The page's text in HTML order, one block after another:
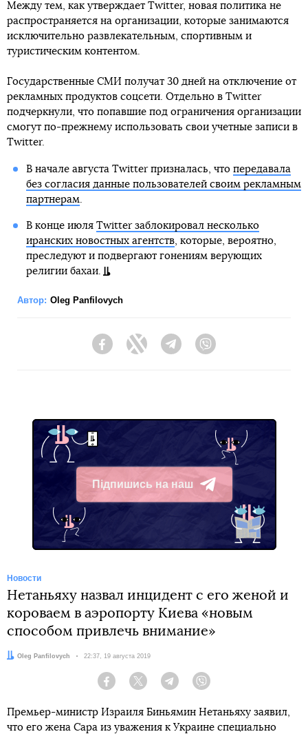
Между тем, как утверждает Twitter, новая политика не
распространяется на организации, которые занимаются
исключительно развлекательным, спортивным и
туристическим контентом.
Государственные СМИ получат 30 дней на отключение от
рекламных продуктов соцсети. Отдельно в Twitter
подчеркнули, что попавшие под ограничения организации
смогут по-прежнему использовать свои учетные записи в
Twitter.
В начале августа Twitter призналась, что передавала
без согласия данные пользователей своим рекламным
партнерам.
В конце июля Twitter заблокировал несколько
иранских новостных агентств, которые, вероятно,
преследуют и подвергают гонениям верующих
религии бахаи.
Автор: Oleg Panfilovych
FacebookTwitter Telegram
Підпишись на наш
Telegram
Новости
Нетаньяху назвал инцидент с его женой и
короваем в аэропорту Киева «новым
способом привлечь внимание»
Автор:
Oleg Panfilovych Дата:
22:37, 19 августа 2019
Facebook Twitter Telegram
Премьер-министр Израиля Биньямин Нетаньяху заявил,
что его жена Сара из уважения к Украине специально